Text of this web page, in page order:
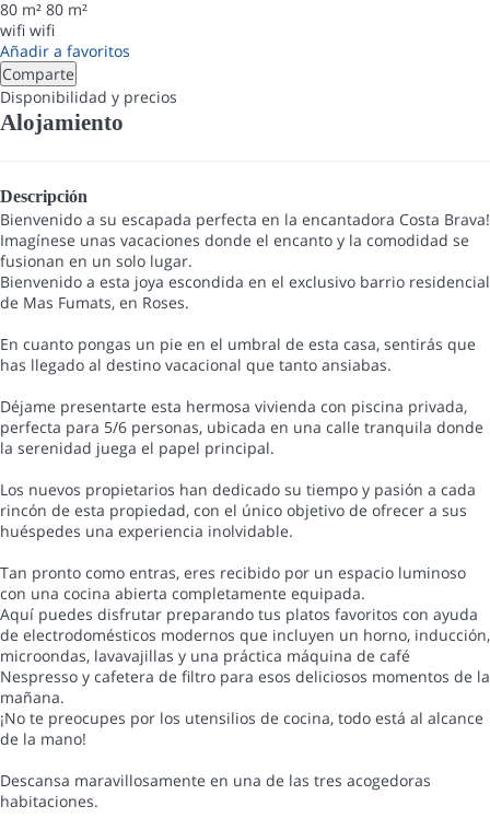
80 m² 80 m²
wifi wifi
Añadir a favoritos
Comparte
Disponibilidad y precios
Alojamiento
Descripción
Bienvenido a su escapada perfecta en la encantadora Costa Brava!
Imagínese unas vacaciones donde el encanto y la comodidad se
fusionan en un solo lugar.
Bienvenido a esta joya escondida en el exclusivo barrio residencial
de Mas Fumats, en Roses.
En cuanto pongas un pie en el umbral de esta casa, sentirás que
has llegado al destino vacacional que tanto ansiabas.
Déjame presentarte esta hermosa vivienda con piscina privada,
perfecta para 5/6 personas, ubicada en una calle tranquila donde
la serenidad juega el papel principal.
Los nuevos propietarios han dedicado su tiempo y pasión a cada
rincón de esta propiedad, con el único objetivo de ofrecer a sus
huéspedes una experiencia inolvidable.
Tan pronto como entras, eres recibido por un espacio luminoso
con una cocina abierta completamente equipada.
Aquí puedes disfrutar preparando tus platos favoritos con ayuda
de electrodomésticos modernos que incluyen un horno, inducción,
microondas, lavavajillas y una práctica máquina de café
Nespresso y cafetera de filtro para esos deliciosos momentos de la
mañana.
¡No te preocupes por los utensilios de cocina, todo está al alcance
de la mano!
Descansa maravillosamente en una de las tres acogedoras
habitaciones.